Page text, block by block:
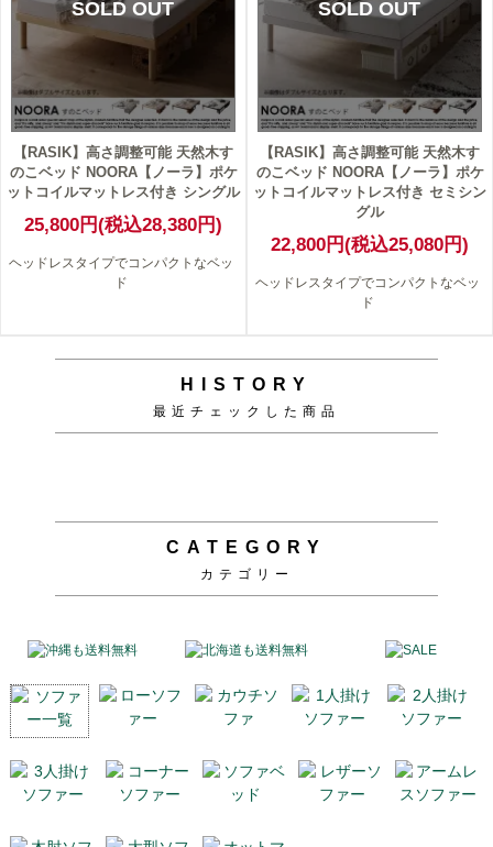
SOLD OUT
【RASIK】高さ調整可能 天然木す
のこベッド NOORA【ノーラ】ポケ
ットコイルマットレス付き シングル
25,800円(税込28,380円)
ヘッドレスタイプでコンパクトなベッ
ド
SOLD OUT
【RASIK】高さ調整可能 天然木す
のこベッド NOORA【ノーラ】ポケ
ットコイルマットレス付き セミシン
グル
22,800円(税込25,080円)
ヘッドレスタイプでコンパクトなベッ
ド
HISTORY
最近チェックした商品
CATEGORY
カテゴリー